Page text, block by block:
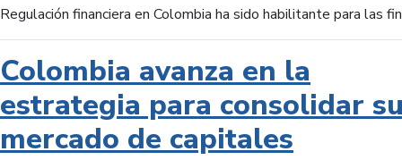
Regulación financiera en Colombia ha sido habilitante para las
Colombia avanza en la
estrategia para consolidar
mercado de capitales